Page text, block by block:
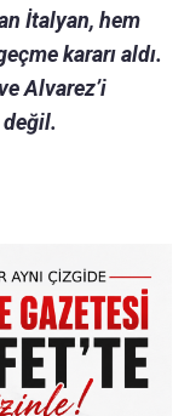
İtalyan, hem
kararı aldı.
Alvarez’i